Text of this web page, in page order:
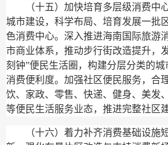
（十五）加快培育多层级消费中心
城市建设，科学布局、培育发展一批
色消费中心。深入推进海南国际旅游
市商业体系，推动步行街改造提升，
刻钟”便民生活圈，构建分层分类的
消费便利度。加强社区便民服务，合
饮、家政、零售、快递、健身、美发
等便民生活服务业态，推进完整社区建
（十六）着力补齐消费基础设施